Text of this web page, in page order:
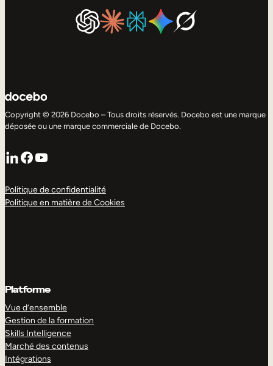
Copyright © 2026 Docebo – Tous droits réservés. Docebo est une marque
déposée ou une marque commerciale de Docebo.
LinkedIn
Facebook
YouTube
Politique de confidentialité
Politique en matière de Cookies
Platforme
Vue d’ensemble
Gestion de la formation
Skills Intelligence
Marché des contenus
Intégrations